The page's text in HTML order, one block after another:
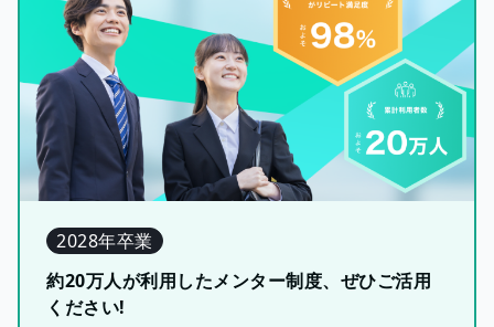
2028年卒業
約20万人が利用したメンター制度、ぜひご活用
ください!